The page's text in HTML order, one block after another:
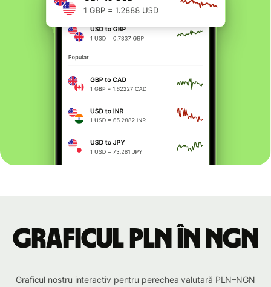
Graficul PLN în NGN
Graficul nostru interactiv pentru perechea valutară PLN–NGN